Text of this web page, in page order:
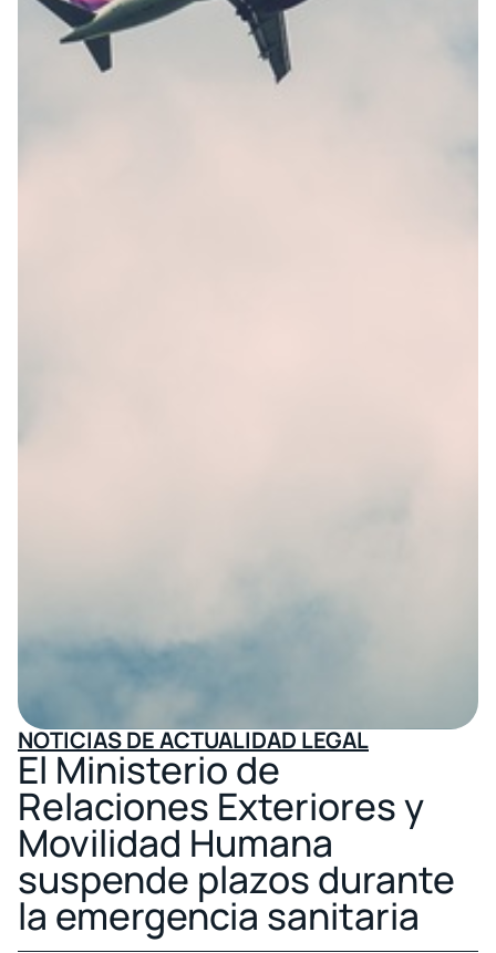
NOTICIAS DE ACTUALIDAD LEGAL
El Ministerio de
Relaciones Exteriores y
Movilidad Humana
suspende plazos durante
la emergencia sanitaria